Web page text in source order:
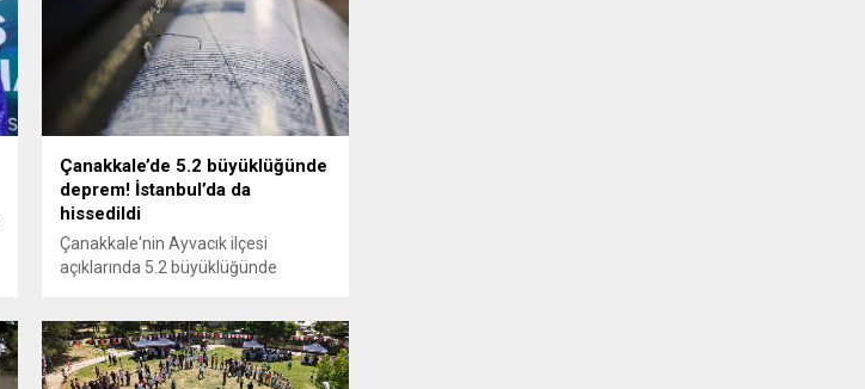
Çanakkale’de 5.2 büyüklüğünde
deprem! İstanbul’da da
hissedildi
Çanakkale'nin Ayvacık ilçesi
açıklarında 5.2 büyüklüğünde